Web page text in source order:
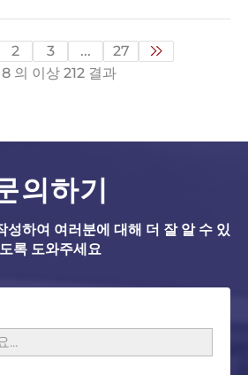
2 3 ...
27
8 의 이상 212 결과
의하기
성하여 여러분에 대해 더 잘 알 수 있
도록 도와주세요